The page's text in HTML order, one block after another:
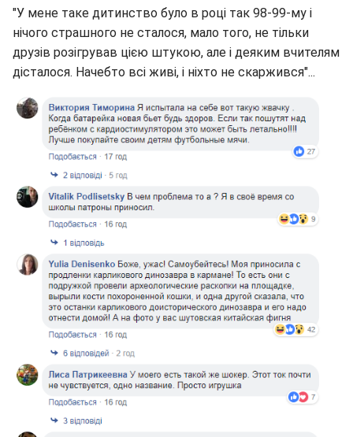
"У мене таке дитинство було в році так 98-99-му і
нічого страшного не сталося, мало того, не тільки
друзів розігрував цією штукою, але і деяким вчителям
дісталося. Начебто всі живі, і ніхто не скаржився"...